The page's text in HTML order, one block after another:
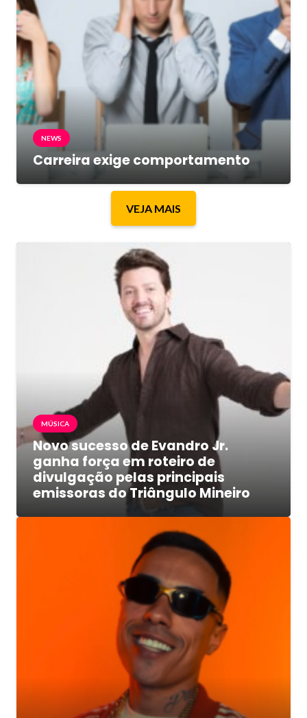
NEWS
Carreira exige comportamento
VEJA MAIS
MÚSICA
Novo sucesso de Evandro Jr.
ganha força em roteiro de
divulgação pelas principais
emissoras do Triângulo Mineiro